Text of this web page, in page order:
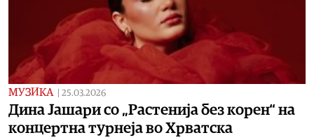
МУЗИКА 25.03.2026
Дина Јашари со „Растенија без корен“ на
концертна турнеја во Хрватска